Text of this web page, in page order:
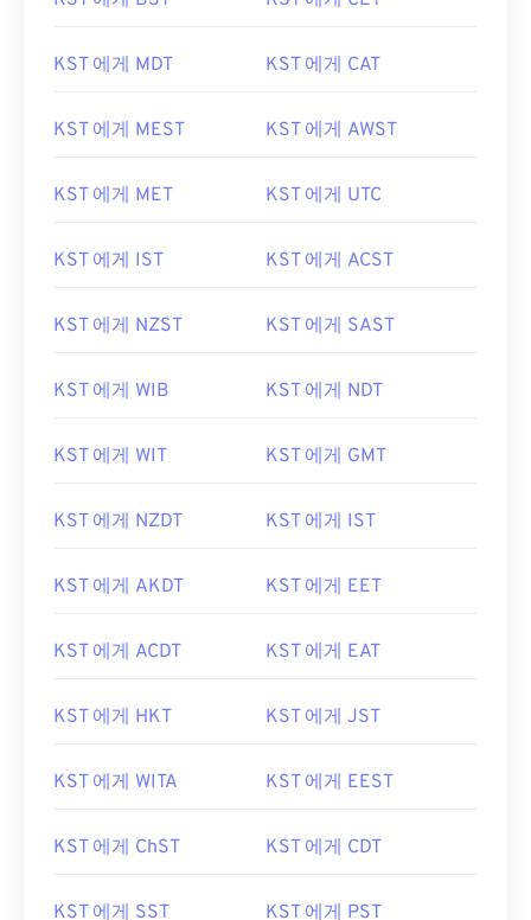
KST 에게 MDT KST 에게 CAT
KST 에게 MEST KST 에게 AWST
KST 에게 MET KST 에게 UTC
KST 에게 IST KST 에게 ACST
KST 에게 NZST KST 에게 SAST
KST 에게 WIB KST 에게 NDT
KST 에게 WIT KST 에게 GMT
KST 에게 NZDT KST 에게 IST
KST 에게 AKDT KST 에게 EET
KST 에게 ACDT KST 에게 EAT
KST 에게 HKT KST 에게 JST
KST 에게 WITA KST 에게 EEST
KST 에게 ChST KST 에게 CDT
KST 에게 SST KST 에게 PST